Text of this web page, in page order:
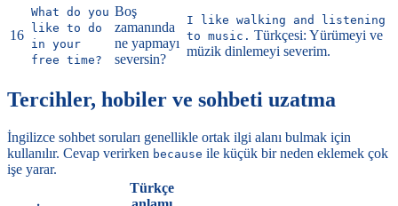
16
What do you
like to do
in your
free time?
Boş
zamanında
ne yapmayı
seversin?
I like walking and listening
to music. Türkçesi: Yürümeyi ve
müzik dinlemeyi severim.
Tercihler, hobiler ve sohbeti uzatma
İngilizce sohbet soruları genellikle ortak ilgi alanı bulmak için
kullanılır. Cevap verirken because ile küçük bir neden eklemek çok
işe yarar.
Türkçe